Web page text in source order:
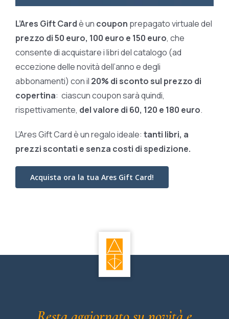
L’Ares Gift Cardè un coupon prepagato virtuale del
prezzo di 50 euro, 100 euro e 150 euro, che
consente di acquistare i libri del catalogo (ad
eccezione delle novità dell’anno e degli
abbonamenti) con il 20% di sconto sul prezzo di
copertina: ciascun coupon sarà quindi,
rispettivamente, del valore di 60, 120 e 180 euro.
L’Ares Gift Card è un regalo ideale: tanti libri, a
prezzi scontati e senza costi di spedizione.
Acquista ora la tua Ares Gift Card!